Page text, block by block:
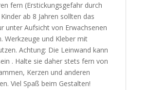
fern (Erstickungsgefahr durch
ab 8 Jahren sollten das
unter Aufsicht von Erwachsenen
Werkzeuge und Kleber mit
Achtung: Die Leinwand kann
. Halte sie daher stets fern von
Kerzen und anderen
Viel Spaß beim Gestalten!